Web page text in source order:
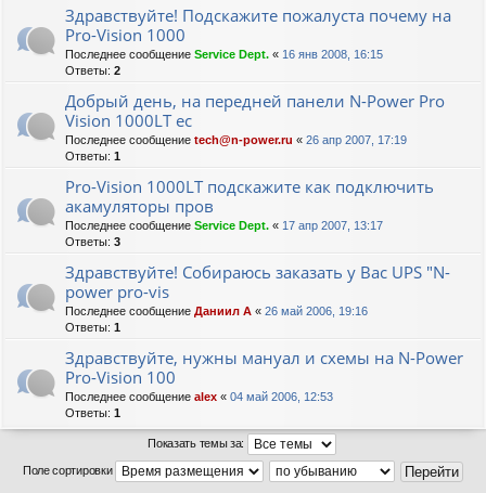
Здравствуйте! Подскажите пожалуста почему на
Pro-Vision 1000
Последнее сообщение Service Dept. « 16 янв 2008, 16:15
Ответы: 2
Добрый день, на передней панели N-Power Pro
Vision 1000LT ес
Последнее сообщение tech@n-power.ru « 26 апр 2007, 17:19
Ответы: 1
Pro-Vision 1000LT подскажите как подключить
акамуляторы пров
Последнее сообщение Service Dept. « 17 апр 2007, 13:17
Ответы: 3
Здравствуйте! Собираюсь заказать у Вас UPS "N-
power pro-vis
Последнее сообщение Даниил А « 26 май 2006, 19:16
Ответы: 1
Здравствуйте, нужны мануал и схемы на N-Power
Pro-Vision 100
Последнее сообщение alex « 04 май 2006, 12:53
Ответы: 1
Показать темы за:
Поле сортировки